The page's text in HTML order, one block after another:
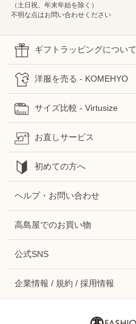
（土日祝、年末年始を除く）
不明な点はお問い合わせください
ギフトラッピングについて
洋服を売る - KOMEHYO
サイズ比較 - Virtusize
お直しサービス
初めての方へ
ヘルプ・お問い合わせ
高島屋でのお買い物
公式SNS
企業情報 / 規約 / 採用情報